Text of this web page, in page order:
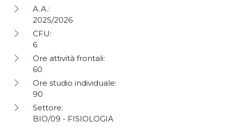
A.A.:
2025/2026
CFU:
6
Ore attività frontali:
60
Ore studio individuale:
90
Settore:
BIO/09 - FISIOLOGIA